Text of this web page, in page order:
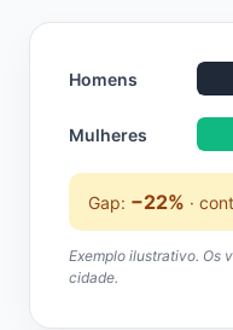
Homens
Mulheres
Gap: −22% ·
Exemplo ilustrativo. Os
cidade.